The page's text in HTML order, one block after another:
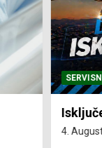
SERVISNE
Isključenja
4. Augusta 2026.